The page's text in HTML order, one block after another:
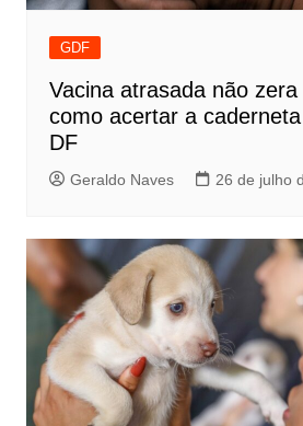
GDF
Vacina atrasada não
como acertar a
DF
Geraldo Naves 26 de julho